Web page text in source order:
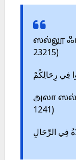
ஸல்லூ
23215)
فِي رِحَالِكُمْ
அலா
1241)
فِي الرِّحَالِ